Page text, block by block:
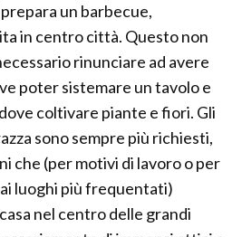
un barbecue,
in centro città. Questo non
rinunciare ad avere
poter sistemare un tavolo e
coltivare piante e fiori. Gli
sono sempre più richiesti,
che (per motivi di lavoro o per
luoghi più frequentati)
nel centro delle grandi